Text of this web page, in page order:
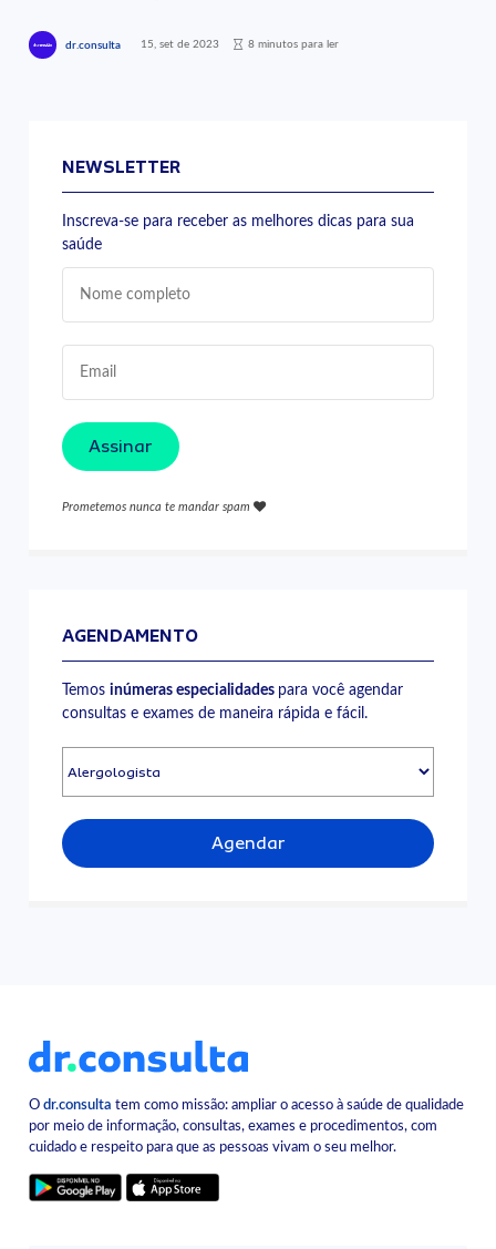
dr.consulta 15, set de 2023 8 minutos para ler
NEWSLETTER
Inscreva-se para receber as melhores dicas para sua
saúde
Assinar
Prometemos nunca te mandar spam
AGENDAMENTO
Temosinúmeras especialidades para você agendar
consultas e exames de maneira rápida e fácil.
Agendar
Odr.consulta tem como missão: ampliar o acesso à saúde de qualidade
por meio de informação, consultas, exames e procedimentos, com
cuidado e respeito para que as pessoas vivam o seu melhor.